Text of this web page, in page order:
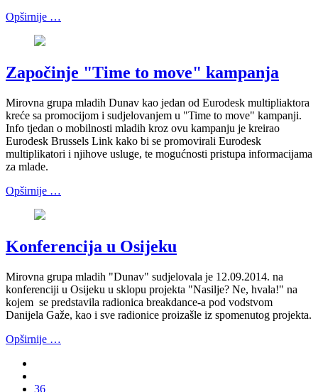
Opširnije …
Započinje "Time to move" kampanja
Mirovna grupa mladih Dunav kao jedan od Eurodesk multipliaktora
kreće sa promocijom i sudjelovanjem u "Time to move" kampanji.
Info tjedan o mobilnosti mladih kroz ovu kampanju je kreirao
Eurodesk Brussels Link kako bi se promovirali Eurodesk
multiplikatori i njihove usluge, te mogućnosti pristupa informacijama
za mlade.
Opširnije …
Konferencija u Osijeku
Mirovna grupa mladih "Dunav" sudjelovala je 12.09.2014. na
konferenciji u Osijeku u sklopu projekta "Nasilje? Ne, hvala!" na
kojem se predstavila radionica breakdance-a pod vodstvom
Danijela Gaže, kao i sve radionice proizašle iz spomenutog projekta.
Opširnije …
36